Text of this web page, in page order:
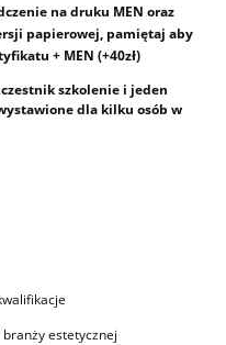
na druku MEN oraz
papierowej, pamiętaj aby
+ MEN (+40zł)
szkolenie i jeden
dla kilku osób w
estetycznej